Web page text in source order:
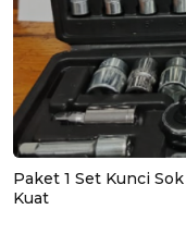
Paket 1 Set Kunci
Kuat